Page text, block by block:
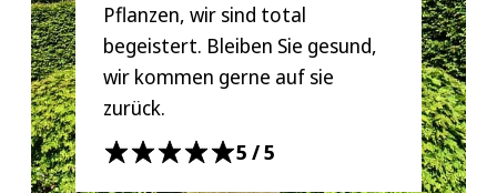
Pflanzen, wir sind total
begeistert. Bleiben Sie gesund,
wir kommen gerne auf sie
zurück.
5/5